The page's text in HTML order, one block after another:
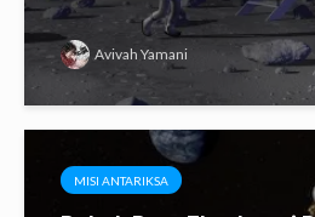
Avivah Yamani
MISI ANTARIKSA